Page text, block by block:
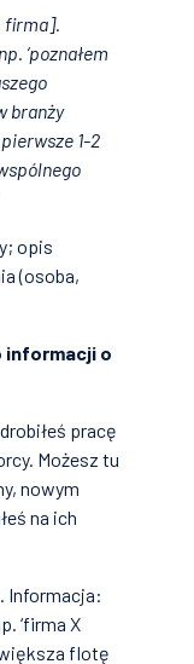
firma].
‘poznałem
branży
1-2
opis
(osoba,
informacji o
pracę
Możesz tu
nowym
na ich
Informacja:
‘firma X
flotę